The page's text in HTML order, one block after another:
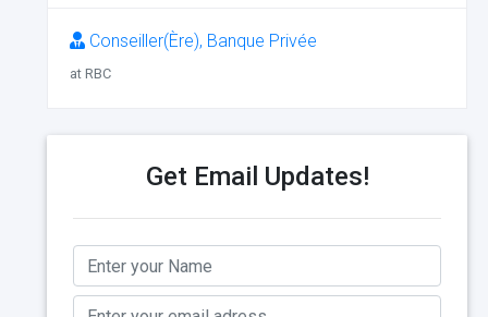
Conseiller(Ère), Banque Privée
at RBC
Get Email Updates!